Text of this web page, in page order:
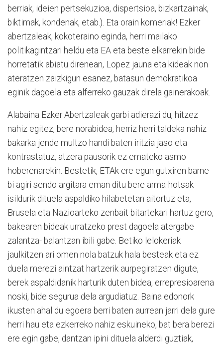
berriak, ideien pertsekuzioa, dispertsioa, bizkartzainak,
biktimak, kondenak, etab.). Eta orain komeriak! Ezker
abertzaleak, kokoteraino eginda, herri mailako
politikagintzari heldu eta EA eta beste elkarrekin bide
horretatik abiatu direnean, Lopez jauna eta kideak non
ateratzen zaizkigun esanez, batasun demokratikoa
eginik dagoela eta alferreko gauzak direla gainerakoak.
Alabaina Ezker Abertzaleak garbi adierazi du, hitzez
nahiz egitez, bere norabidea, herriz herri taldeka nahiz
bakarka jende multzo handi baten iritzia jaso eta
kontrastatuz, atzera pausorik ez emateko asmo
hoberenarekin. Bestetik, ETAk ere egun gutxiren barne
bi agiri sendo argitara eman ditu bere arma-hotsak
isildurik dituela aspaldiko hilabetetan aitortuz eta,
Brusela eta Nazioarteko zenbait bitartekari hartuz gero,
bakearen bideak urratzeko prest dagoela atergabe
zalantza- balantzan ibili gabe. Betiko lelokeriak
jaulkitzen ari omen nola batzuk hala besteak eta ez
duela merezi aintzat hartzerik aurpegiratzen digute,
berek aspaldidanik harturik duten bidea, errepresioarena
noski, bide segurua dela argudiatuz. Baina edonork
ikusten ahal du egoera berri baten aurrean jarri dela gure
herri hau eta ezkerreko nahiz eskuineko, bat bera berezi
ere egin gabe, dantzan ipini dituela alderdi guztiak,